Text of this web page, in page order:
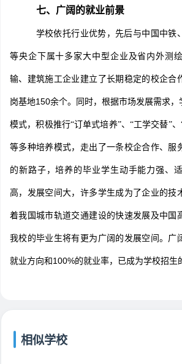
七、广阔的就业前景
学校依托行业优势，先后与中国中铁
等央企下属十多家大中型企业及省内外测
输、建筑施工企业建立了长期稳定的校企合
岗基地150余个。同时， 根据市场发展需求
模式，积极推行“订单式培养”、“工学交替”
等多种培养模式，走出了一条校企合作、服
的新路子，培养的毕业学生动手能力强、
高，发展空间大，许多学生成为了企业的技
着我国城市轨道交通建设的快速发展及中国
我校的毕业生将有更为广阔的发展空间。广
就业方向和100%的就业率，已成为学校招生
相似学校